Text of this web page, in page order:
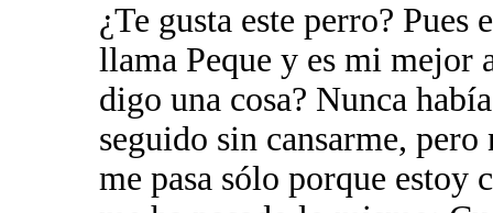
¿Te gusta este perro?
llama Peque y es mi mejor
digo una cosa? Nunca
seguido sin cansarme,
me pasa sólo porque